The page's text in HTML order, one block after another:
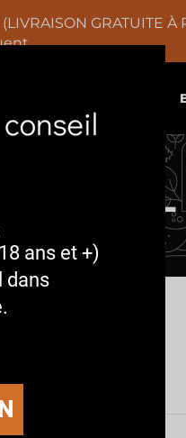
GRATUITE À
par page
ans et +)
dans